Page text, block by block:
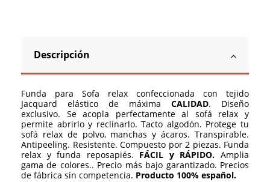
Descripción
Funda para Sofa relax confeccionada con tejido
Jacquard elástico de máxima CALIDAD. Diseño
exclusivo. Se acopla perfectamente al sofá relax y
permite abrirlo y reclinarlo. Tacto algodón. Protege tu
sofá relax de polvo, manchas y ácaros. Transpirable.
Antipeeling. Resistente. Compuesto por 2 piezas. Funda
relax y funda reposapiés. FÁCIL y RÁPIDO. Amplia
gama de colores.. Precio más bajo garantizado. Precios
de fábrica sin competencia. Producto 100% español.